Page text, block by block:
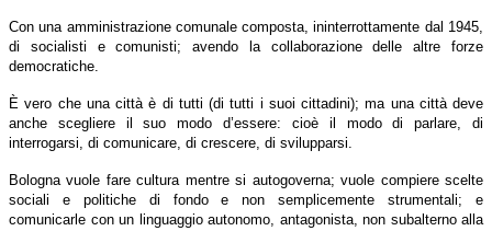
Con una amministrazione comunale composta, ininterrottamente dal 1945,
di socialisti e comunisti; avendo la collaborazione delle altre forze
democratiche.
È vero che una città è di tutti (di tutti i suoi cittadini); ma una città deve
anche scegliere il suo modo d’essere: cioè il modo di parlare, di
interrogarsi, di comunicare, di crescere, di svilupparsi.
Bologna vuole fare cultura mentre si autogoverna; vuole compiere scelte
sociali e politiche di fondo e non semplicemente strumentali; e
comunicarle con un linguaggio autonomo, antagonista, non subalterno alla